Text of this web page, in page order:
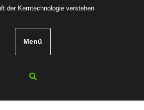
der Kerntechnologie verstehen
Menü